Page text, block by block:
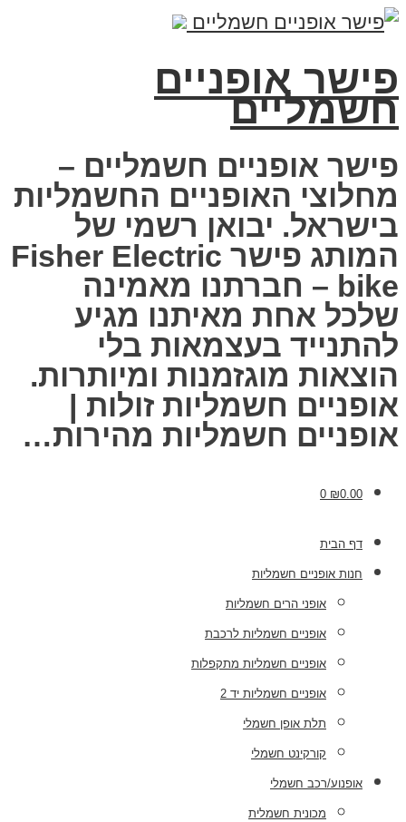
פישר אופניים
חשמליים
פישר אופניים חשמליים –
מחלוצי האופניים החשמליות
בישראל. יבואן רשמי של
המותג פישר Fisher Electric
bike – חברתנו מאמינה
שלכל אחת מאיתנו מגיע
להתנייד בעצמאות בלי
הוצאות מוגזמנות ומיותרות.
אופניים חשמליות זולות |
אופניים חשמליות מהירות…
₪0.00
0
דף הבית
חנות אופניים חשמליות
אופני הרים חשמליות
אופניים חשמליות לרכבת
אופניים חשמליות מתקפלות
אופניים חשמליות יד 2
תלת אופן חשמלי
קורקינט חשמלי
אופנוע/רכב חשמלי
מכונית חשמלית